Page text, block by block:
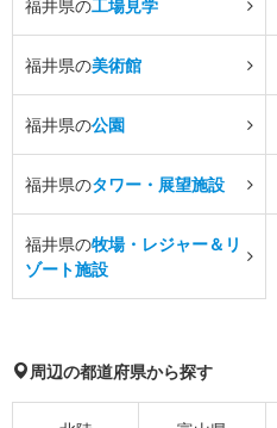
福井県の工場見学
福井県の美術館
福井県の公園
福井県のタワー・展望施設
福井県の牧場・レジャー＆リ
ゾート施設
周辺の都道府県から探す